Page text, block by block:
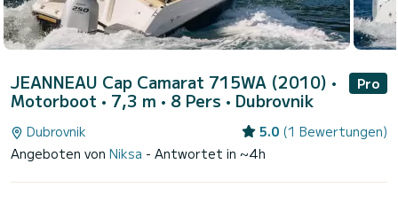
JEANNEAU Cap Camarat 715WA (2010) •
Motorboot • 7,3 m • 8 Pers • Dubrovnik
Pro
Dubrovnik 5.0 (1 Bewertungen)
Angeboten von Niksa - Antwortet in ~4h